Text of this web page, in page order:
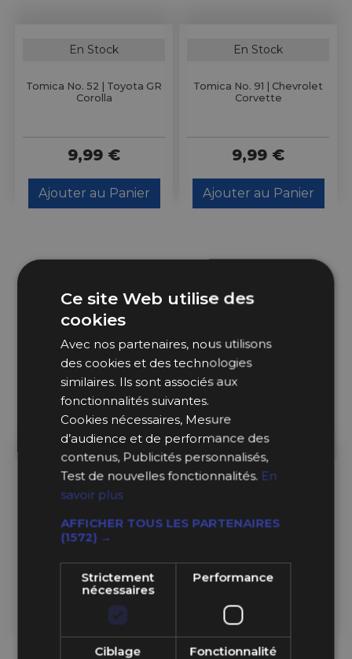
En Stock
Tomica No. 52 | Toyota GR
Corolla
9,99 €
Ajouter au Panier
En Stock
Tomica No. 91 | Chevrolet
Corvette
9,99 €
Ajouter au Panier
En Stock
Tomica Premium No. 40 |
Toyota MR2
14,99 €
Ajouter au Panier
En Stock
Tomica Premium No. 35 |
Honda City Turbo II
Ajouter au Panier
Ce site Web utilise des
cookies
Avec nos partenaires, nous utilisons
des cookies et des technologies
similaires. Ils sont associés aux
fonctionnalités suivantes.
Cookies nécessaires, Mesure
d’audience et de performance des
contenus, Publicités personnalisés,
Test de nouvelles fonctionnalités. En
savoir plus
AFFICHER TOUS LES PARTENAIRES
(1572) →
Strictement
nécessaires
Performance
Ciblage Fonctionnalité